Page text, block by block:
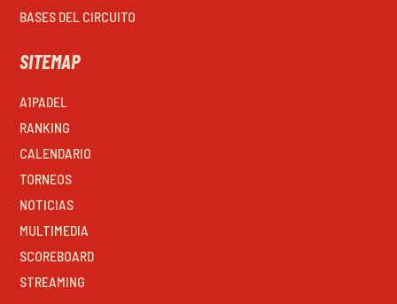
BASES DEL CIRCUITO
SITEMAP
A1PADEL
RANKING
CALENDARIO
TORNEOS
NOTICIAS
MULTIMEDIA
SCOREBOARD
STREAMING